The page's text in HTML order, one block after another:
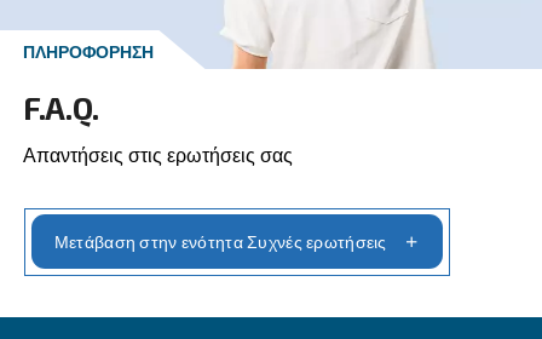
Αίτημα για προσφορά
Ζητήστε προσφορά τώρα
Ζητήστε προσφορά